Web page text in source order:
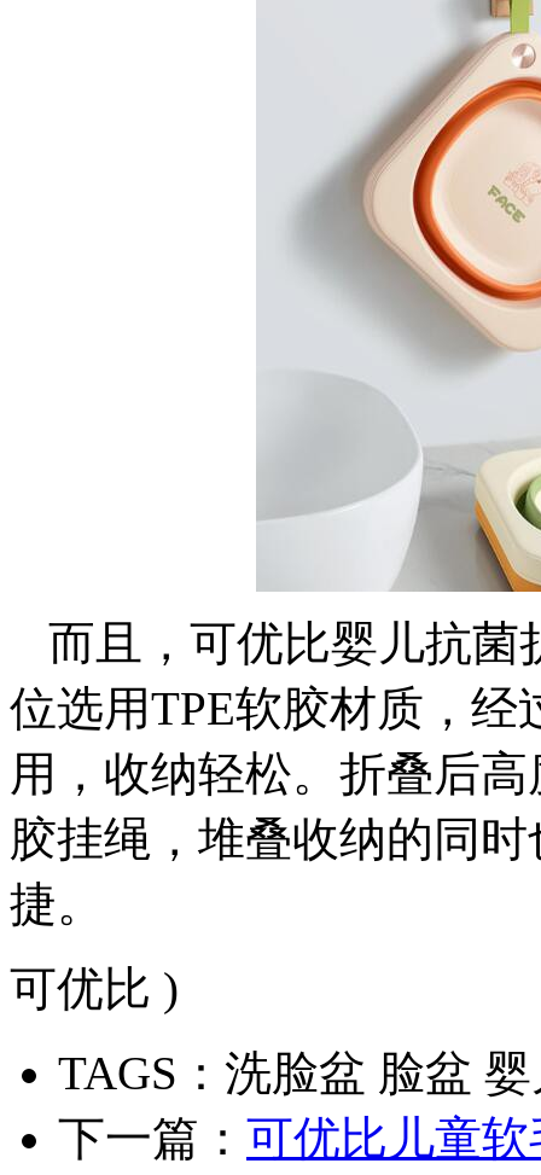
而且，可优比婴儿抗菌
位选用TPE软胶材质，
用，收纳轻松。折叠后
胶挂绳，堆叠收纳的同
捷。
可优比 )
TAGS：洗脸盆 脸盆
下一篇： 可优比儿童